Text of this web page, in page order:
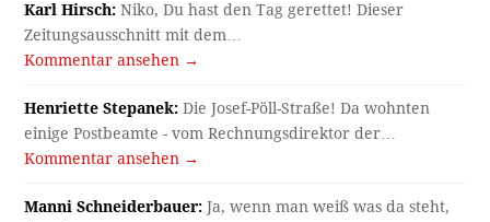
Karl Hirsch: Niko, Du hast den Tag gerettet! Dieser
Zeitungsausschnitt mit dem…
Kommentar ansehen →
Henriette Stepanek: Die Josef-Pöll-Straße! Da wohnten
einige Postbeamte - vom Rechnungsdirektor der…
Kommentar ansehen →
Manni Schneiderbauer: Ja, wenn man weiß was da steht,